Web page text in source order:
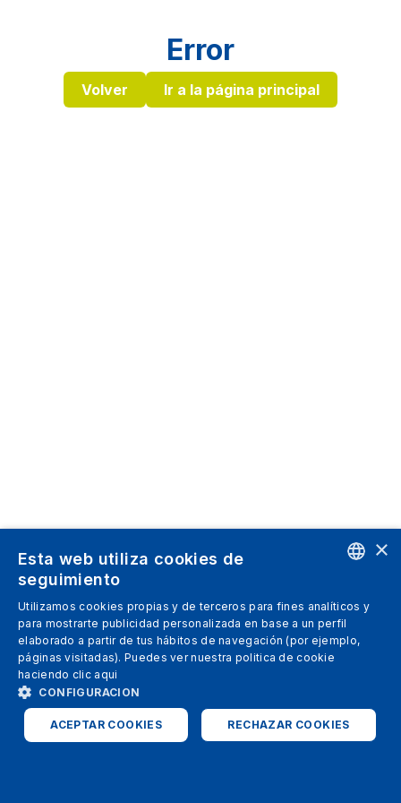
Error
Volver Ir a la página principal
SPANISH
ITALIAN
ENGLISH
×
Esta web utiliza cookies de
seguimiento
Utilizamos cookies propias y de terceros para fines analíticos y
para mostrarte publicidad personalizada en base a un perfil
elaborado a partir de tus hábitos de navegación (por ejemplo,
páginas visitadas). Puedes ver nuestra politica de cookie
haciendo clic aqui
CONFIGURACION
ACEPTAR COOKIES RECHAZAR COOKIES